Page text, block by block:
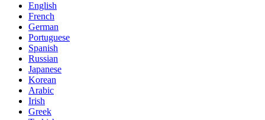
English
French
German
Portuguese
Spanish
Russian
Japanese
Korean
Arabic
Irish
Greek